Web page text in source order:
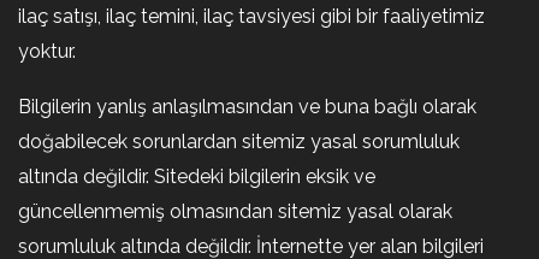
ilaç satışı, ilaç temini, ilaç tavsiyesi gibi bir faaliyetimiz
yoktur.
Bilgilerin yanlış anlaşılmasından ve buna bağlı olarak
doğabilecek sorunlardan sitemiz yasal sorumluluk
altında değildir. Sitedeki bilgilerin eksik ve
güncellenmemiş olmasından sitemiz yasal olarak
sorumluluk altında değildir. İnternette yer alan bilgileri